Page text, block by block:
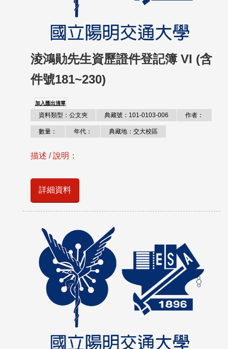
淩鴻勛先生資歷證件登記簿 VI (含
件號181~230)
加入匯出清單
資料類型：公文夾 典藏號：101-0103-006 作者：
數量： 年代： 典藏地：交大校區
描述 / 說明：
詳細資料